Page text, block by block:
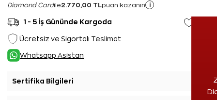
Diamond Cardile2.770,00 TL puan kazanın i
1 - 5 İş Gününde Kargoda
Ücretsiz ve Sigortalı Teslimat
Whatsapp Asistan
Sertifika Bilgileri